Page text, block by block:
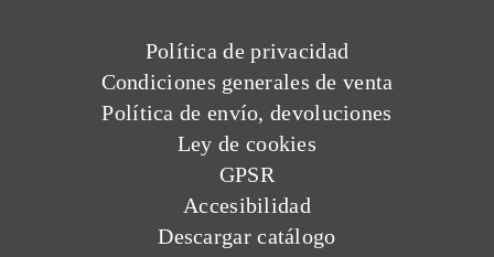
Política de privacidad
Condiciones generales de venta
Política de envío, devoluciones
Ley de cookies
GPSR
Accesibilidad
Descargar catálogo